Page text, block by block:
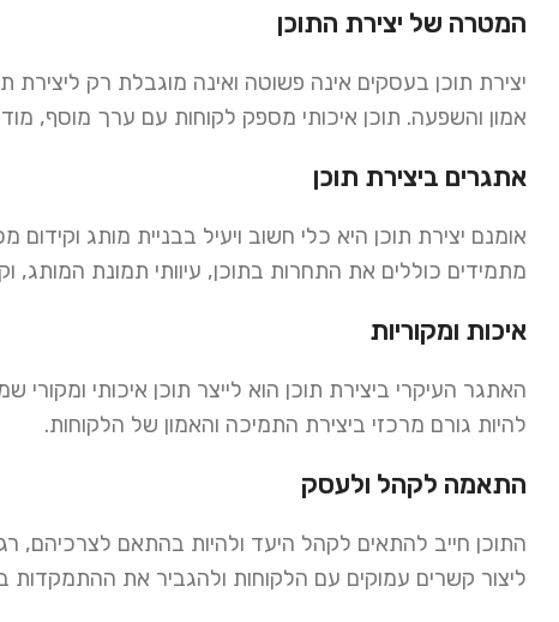
המטרה של יצירת התוכן
יצירת תוכן בעסקים אינה פשוטה ואינה מוגבלת רק ליצירת
אמון והשפעה. תוכן איכותי מספק לקוחות עם ערך מוסף,
אתגרים ביצירת תוכן
אומנם יצירת תוכן היא כלי חשוב ויעיל בבניית מותג
מתמידים כוללים את התחרות בתוכן, עיוותי תמונת
איכות ומקוריות
האתגר העיקרי ביצירת תוכן הוא לייצר תוכן איכותי
להיות גורם מרכזי ביצירת התמיכה והאמון של הלקוחות.
התאמה לקהל ולעסק
התוכן חייב להתאים לקהל היעד ולהיות בהתאם לצרכיהם,
ליצור קשרים עמוקים עם הלקוחות ולהגביר את ההתמקדות